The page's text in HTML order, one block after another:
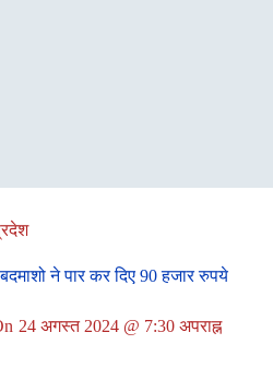
ने पार कर दिए 90 हजार रुपये
24 अगस्त 2024 @ 7:30 अपराह्न